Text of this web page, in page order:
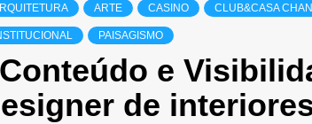
ARTE CASINO CLUB&CASA
PAISAGISMO
e
de